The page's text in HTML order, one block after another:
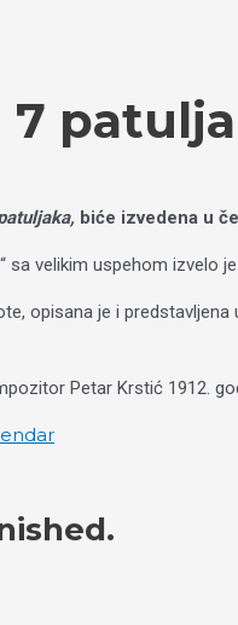
7
biće izvedena u
sa velikim uspehom izvelo
opisana je i
Petar Krstić 1912.